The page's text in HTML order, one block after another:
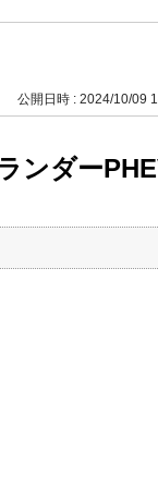
公開日時 : 2024/10/09
ダー